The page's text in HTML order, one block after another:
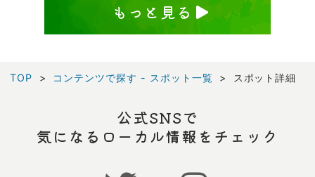
もっと見る
TOP コンテンツで探す - スポット一覧 スポット詳細
公式SNSで
気になるローカル情報をチェック